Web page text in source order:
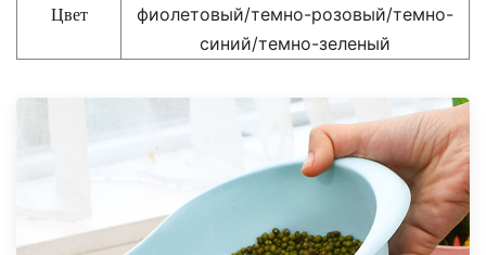
Цвет
фиолетовый/темно-розовый/темно-
синий/темно-зеленый